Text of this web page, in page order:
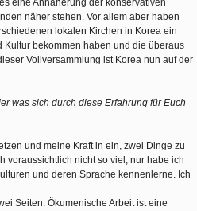
eine Annäherung der konservativen
näher stehen. Vor allem aber haben
lokalen Kirchen in Korea ein
Kultur bekommen haben und die überaus
Vollversammlung ist Korea nun auf der
was sich durch diese Erfahrung für Euch
und meine Kraft in ein, zwei Dinge zu
voraussichtlich nicht so viel, nur habe ich
und deren Sprache kennenlerne. Ich
Seiten: Ökumenische Arbeit ist eine